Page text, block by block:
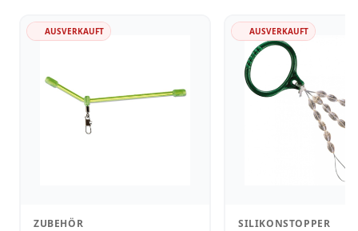
AUSVERKAUFT
ZUBEHÖR
AUSVERKAUFT
SILIKONSTOPPER